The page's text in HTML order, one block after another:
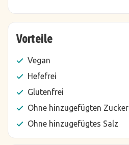
Vorteile
Vegan
Hefefrei
Glutenfrei
Ohne hinzugefügten Zucker
Ohne hinzugefügtes Salz